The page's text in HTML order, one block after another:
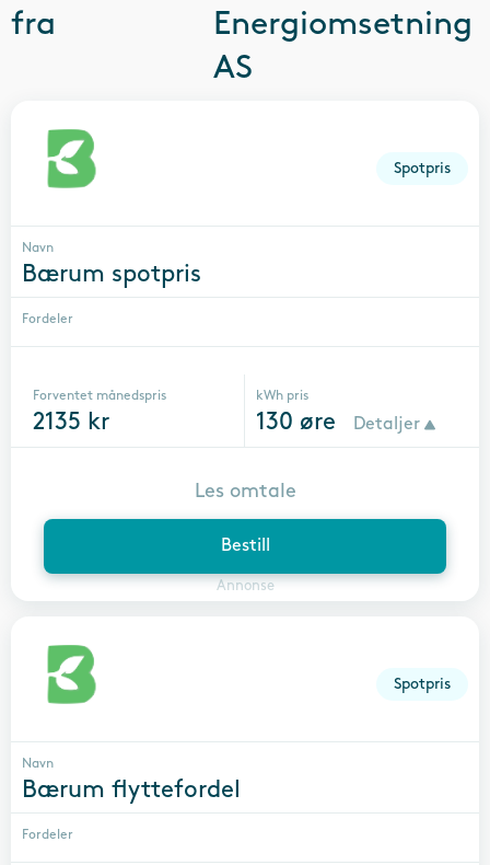
fra
Energiomsetning
AS
Spotpris
Navn
Bærum spotpris
Fordeler
Forventet månedspris
2135 kr
kWh pris
130 øre Detaljer
Bestill
Annonse
Les omtale
Spotpris
Navn
Bærum flyttefordel
Fordeler